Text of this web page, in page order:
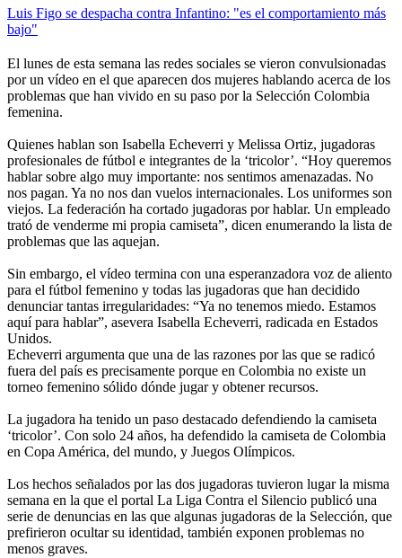
Luis Figo se despacha contra Infantino: "es el comportamiento más
bajo"
El lunes de esta semana las redes sociales se vieron convulsionadas
por un vídeo en el que aparecen dos mujeres hablando acerca de los
problemas que han vivido en su paso por la Selección Colombia
femenina.
Quienes hablan son Isabella Echeverri y Melissa Ortiz, jugadoras
profesionales de fútbol e integrantes de la ‘tricolor’. “Hoy queremos
hablar sobre algo muy importante: nos sentimos amenazadas. No
nos pagan. Ya no nos dan vuelos internacionales. Los uniformes son
viejos. La federación ha cortado jugadoras por hablar. Un empleado
trató de venderme mi propia camiseta”, dicen enumerando la lista de
problemas que las aquejan.
Sin embargo, el vídeo termina con una esperanzadora voz de aliento
para el fútbol femenino y todas las jugadoras que han decidido
denunciar tantas irregularidades: “Ya no tenemos miedo. Estamos
aquí para hablar”, asevera Isabella Echeverri, radicada en Estados
Unidos.
Echeverri argumenta que una de las razones por las que se radicó
fuera del país es precisamente porque en Colombia no existe un
torneo femenino sólido dónde jugar y obtener recursos.
La jugadora ha tenido un paso destacado defendiendo la camiseta
‘tricolor’. Con solo 24 años, ha defendido la camiseta de Colombia
en Copa América, del mundo, y Juegos Olímpicos.
Los hechos señalados por las dos jugadoras tuvieron lugar la misma
semana en la que el portal La Liga Contra el Silencio publicó una
serie de denuncias en las que algunas jugadoras de la Selección, que
prefirieron ocultar su identidad, también exponen problemas no
menos graves.